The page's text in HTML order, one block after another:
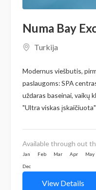
Numa Bay
Turkija
Modernus viešbutis,
paslaugoms: SPA
uždaras baseinai, vaikų
"Ultra viskas
Available through out
Jan Feb Mar Apr May
Dec
View Details